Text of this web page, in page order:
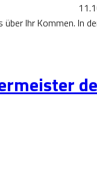
Ihr Kommen. In